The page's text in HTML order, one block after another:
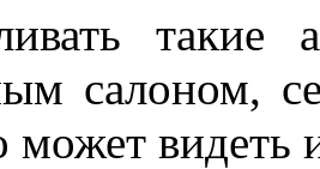
салоном,
может